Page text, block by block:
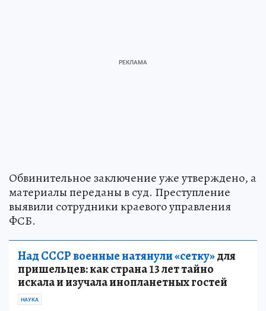
Обвинительное заключение уже утверждено, а
материалы переданы в суд. Преступление
выявили сотрудники краевого управления
ФСБ.
Над СССР военные натянули «сетку»для
пришельцев: как страна 13 лет тайно
искала и изучала инопланетных гостей
НАУКА